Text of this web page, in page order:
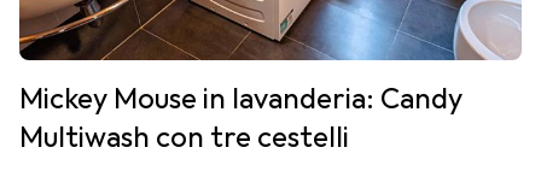
Mickey Mouse in lavanderia: Candy
Multiwash con tre cestelli